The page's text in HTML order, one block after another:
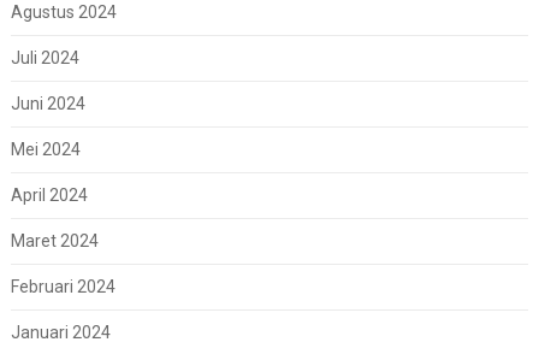
Agustus 2024
Juli 2024
Juni 2024
Mei 2024
April 2024
Maret 2024
Februari 2024
Januari 2024